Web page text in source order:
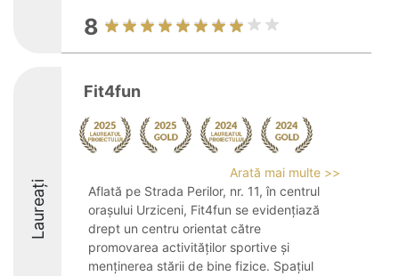
8
Laureați
Fit4fun
Arată mai multe >>
Aflată pe Strada Perilor, nr. 11, în centrul
orașului Urziceni, Fit4fun se evidențiază
drept un centru orientat către
promovarea activităților sportive și
menținerea stării de bine fizice. Spațiul